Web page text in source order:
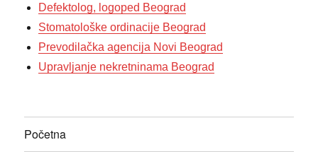
Defektolog, logoped Beograd
Stomatološke ordinacije Beograd
Prevodilačka agencija Novi Beograd
Upravljanje nekretninama Beograd
Početna